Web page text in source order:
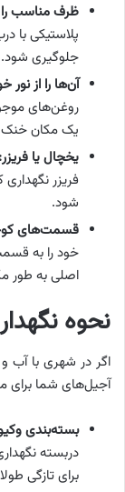
ظرف مناسب را
پلاستیکی با
جلوگیری شود.
آن‌ها را از نور
روغن‌های
یک مکان خنک
یخچال یا فریزر:
فریزر
شود.
قسمت‌های
خود را به
اصلی به طور
نحوه
اگر در شهری با آب
آجیل‌های شما برای
بسته‌بندی
دربسته
برای تازگی